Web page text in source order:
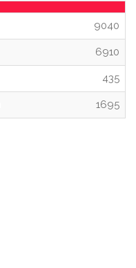
9040
6910
435
1695